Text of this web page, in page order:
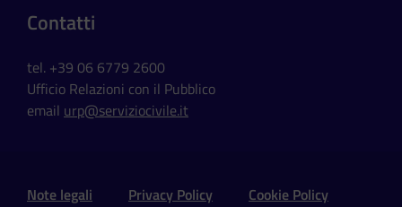
Contatti
tel. +39 06 6779 2600
Ufficio Relazioni con il Pubblico
email urp@serviziocivile.it
Note legali Privacy Policy Cookie Policy